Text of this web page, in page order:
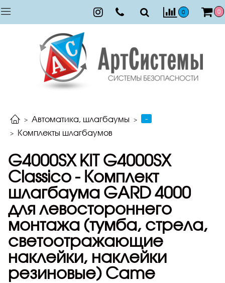
0 0
Автоматика, шлагбаумы
-
Комплекты шлагбаумов
G4000SX KIT G4000SX
Classico - Комплект
шлагбаума GARD 4000
для левостороннего
монтажа (тумба, стрела,
светоотражающие
наклейки, наклейки
резиновые) Came